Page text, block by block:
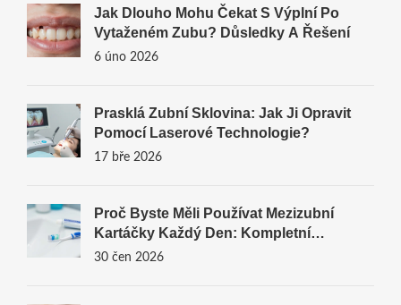
Jak Dlouho Mohu Čekat S Výplní Po
Vytaženém Zubu? Důsledky A Řešení
6 úno 2026
Prasklá Zubní Sklovina: Jak Ji Opravit
Pomocí Laserové Technologie?
17 bře 2026
Proč Byste Měli Používat Mezizubní
Kartáčky Každý Den: Kompletní
Průvodce
30 čen 2026